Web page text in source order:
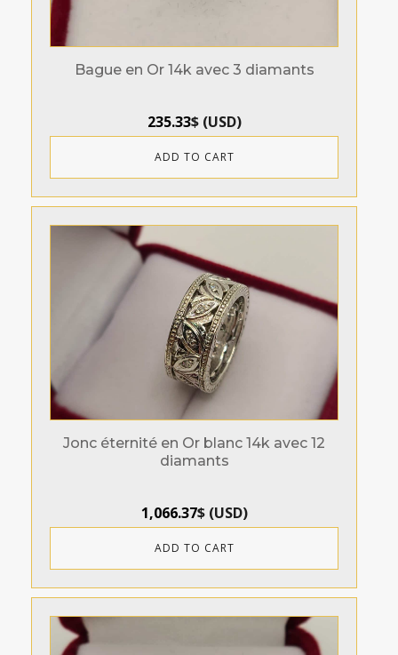
Bague en Or 14k avec 3 diamants
235.33$(USD)
ADD TO CART
Jonc éternité en Or blanc 14k avec 12
diamants
1,066.37$(USD)
ADD TO CART